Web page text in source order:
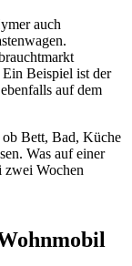
auch
Beispiel ist der
auf dem
Bett, Bad, Küche
Was auf einer
zwei Wochen